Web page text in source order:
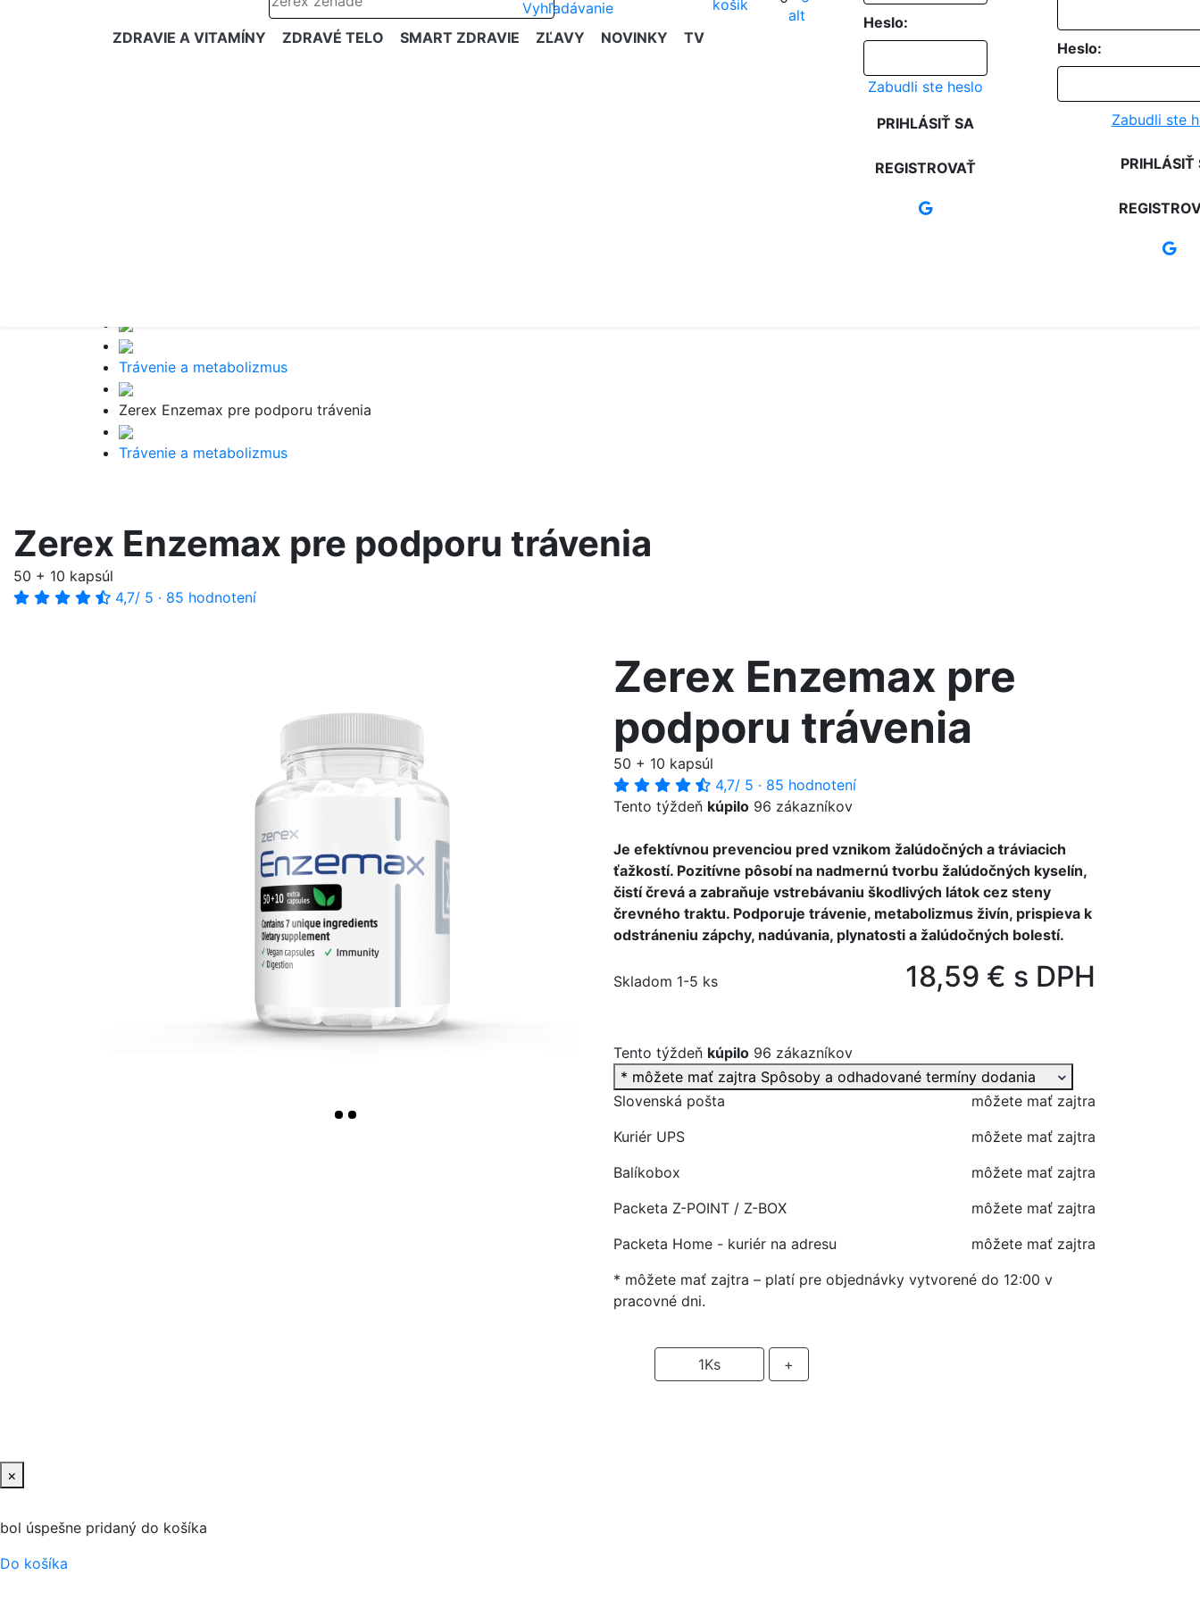
ZDRAVIE A VITAMÍNY ZDRAVÉ TELO SMART ZDRAVIE ZĽAVY NOVINKY TV
Heslo:
Zabudli ste heslo
PRIHLÁSIŤ SA
REGISTROVAŤ
Heslo:
Zabudli ste
PRIHLÁSIŤ
Trávenie a metabolizmus
Zerex Enzemax pre podporu trávenia
Trávenie a metabolizmus
Zerex Enzemax pre podporu trávenia
50 + 10 kapsúl
4,7/ 5 · 85 hodnotení
Zerex Enzemax pre
podporu trávenia
50 + 10 kapsúl
4,7/ 5 · 85 hodnotení
Tento týždeň kúpilo 96 zákazníkov
Je efektívnou prevenciou pred vznikom žalúdočných a tráviacich
ťažkostí. Pozitívne pôsobí na nadmernú tvorbu žalúdočných kyselín,
čistí črevá a zabraňuje vstrebávaniu škodlivých látok cez steny
črevného traktu. Podporuje trávenie, metabolizmus živín, prispieva k
odstráneniu zápchy, nadúvania, plynatosti a žalúdočných bolestí.
Skladom 1-5 ks 18,59 € s DPH
Tento týždeň kúpilo 96 zákazníkov
* môžete mať zajtra Spôsoby a odhadované termíny dodania
Slovenská pošta
môžete mať zajtra
Kuriér UPS
môžete mať zajtra
Balíkobox
môžete mať zajtra
Packeta Z-POINT / Z-BOX
môžete mať zajtra
Packeta Home - kuriér na adresu
môžete mať zajtra
* môžete mať zajtra – platí pre objednávky vytvorené do 12:00 v
pracovné dni.
1Ks +
×
bol úspešne pridaný do košíka
Do košíka